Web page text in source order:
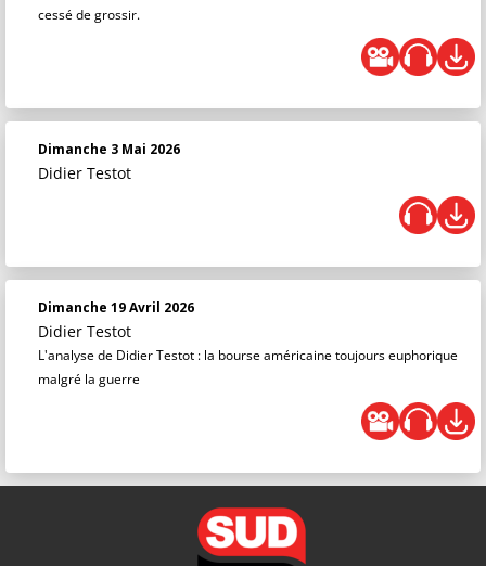
cessé de grossir.
Dimanche 3 Mai 2026
Didier Testot
Dimanche 19 Avril 2026
Didier Testot
L'analyse de Didier Testot : la bourse américaine toujours euphorique
malgré la guerre